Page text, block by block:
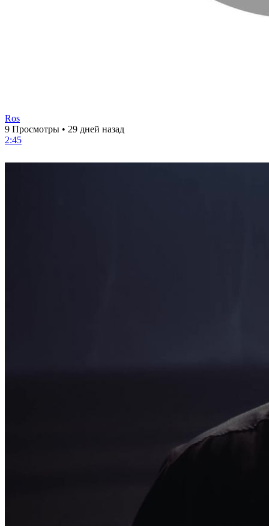
Ros
9 Просмотры • 29 дней назад
2:45